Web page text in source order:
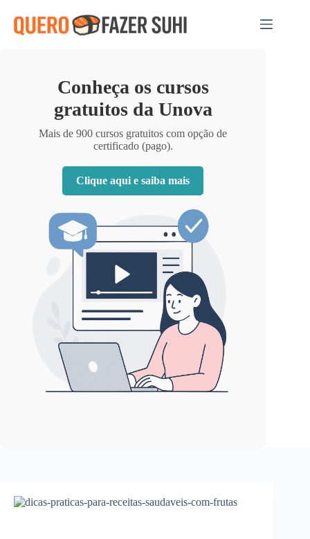
para
Conheça os cursos
gratuitos da Unova
Mais de 900 cursos gratuitos com opção de
certificado (pago).
Clique aqui e saiba mais